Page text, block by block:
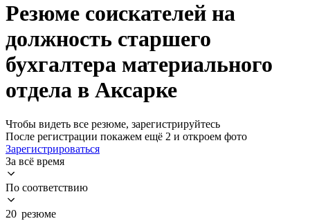
Резюме соискателей на
должность старшего
бухгалтера материального
отдела в Аксарке
Чтобы видеть все резюме, зарегистрируйтесь
После регистрации покажем ещё 2 и откроем фото
Зарегистрироваться
За всё время
По соответствию
20 резюме